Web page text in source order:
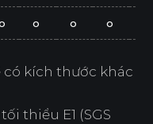
o o o
có kích thước khác
thiểu E1 (SGS